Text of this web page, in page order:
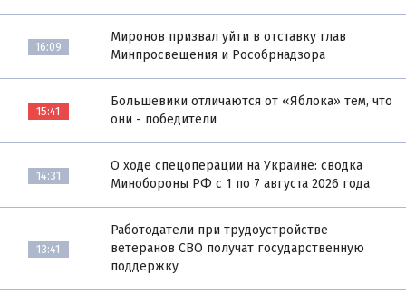
16:09
Миронов призвал уйти в отставку глав
Минпросвещения и Рособрнадзора
15:41
Большевики отличаются от «Яблока» тем, что
они - победители
14:31
О ходе спецоперации на Украине: сводка
Минобороны РФ с 1 по 7 августа 2026 года
13:41
Работодатели при трудоустройстве
ветеранов СВО получат государственную
поддержку